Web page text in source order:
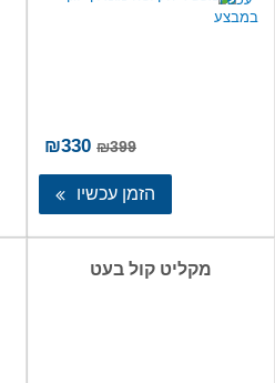
₪399
המחיר
המקורי
היה:
₪399.
₪330
הנוכחי
₪330.
הזמן עכשיו
מקליט קול בעט